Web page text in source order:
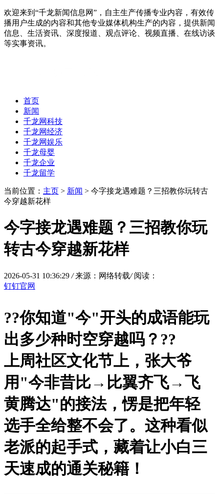
欢迎来到“千龙新闻信息网”，自主生产传播专业内容，有效传
播用户生成的内容和其他专业媒体机构生产的内容，提供新闻
信息、生活资讯、深度报道、观点评论、视频直播、在线访谈
等实事资讯。
首页
新闻
千龙网科技
千龙网经济
千龙网娱乐
千龙母婴
千龙企业
千龙留学
当前位置： 主页 > 新闻 > 今字接龙遇难题？三招教你玩转古
今穿越新花样
今字接龙遇难题？三招教你玩
转古今穿越新花样
2026-05-31 10:36:29 / 来源：网络转载/ 阅读：
钉钉官网
??你知道"今"开头的成语能玩
出多少种时空穿越吗？??
上周社区文化节上，张大爷
用"今非昔比→比翼齐飞→飞
黄腾达"的接法，愣是把年轻
选手全给整不会了。这种看似
老派的起手式，藏着让小白三
天速成的通关秘籍！